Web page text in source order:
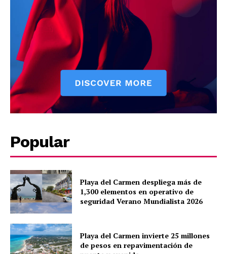
My account
Quintana Roo
Cancún
Chetumal
Playa del Carmen
Puerto Morelos
Popular
Playa del Carmen despliega más de
1,300 elementos en operativo de
seguridad Verano Mundialista 2026
Playa del Carmen invierte 25 millones
de pesos en repavimentación de